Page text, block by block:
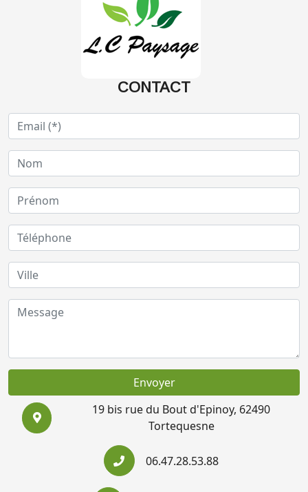
CONTACT
Envoyer
19 bis rue du Bout d'Epinoy, 62490
Tortequesne
06.47.28.53.88